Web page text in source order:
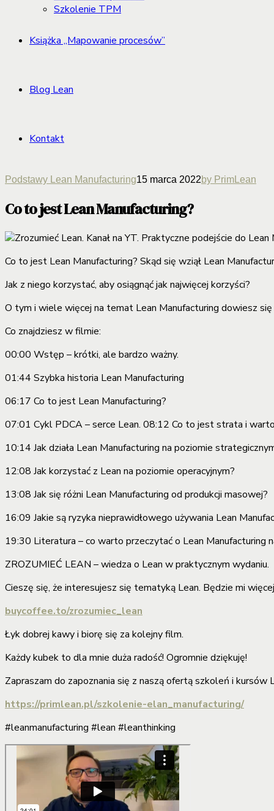
Szkolenie TPM
Książka „Mapowanie procesów”
Blog Lean
Kontakt
Podstawy Lean Manufacturing15 marca 2022by PrimLean
Co to jest Lean Manufacturing?
Co to jest Lean Manufacturing? Skąd się wziął Lean
Jak z niego korzystać, aby osiągnąć jak najwięcej korzyści?
O tym i wiele więcej na temat Lean Manufacturing dowiesz
Co znajdziesz w filmie:
00:00 Wstęp – krótki, ale bardzo ważny.
01:44 Szybka historia Lean Manufacturing
06:17 Co to jest Lean Manufacturing?
07:01 Cykl PDCA – serce Lean. 08:12 Co to jest strata i
10:14 Jak działa Lean Manufacturing na poziomie
12:08 Jak korzystać z Lean na poziomie operacyjnym?
13:08 Jak się różni Lean Manufacturing od produkcji masowej?
16:09 Jakie są ryzyka nieprawidłowego używania Lean
19:30 Literatura – co warto przeczytać o Lean Manufacturing
ZROZUMIEĆ LEAN – wiedza o Lean w praktycznym wydaniu.
Cieszę się, że interesujesz się tematyką Lean. Będzie mi
buycoffee.to/zrozumiec_lean
Łyk dobrej kawy i biorę się za kolejny film.
Każdy kubek to dla mnie duża radość! Ogromnie dziękuję!
Zapraszam do zapoznania się z naszą ofertą szkoleń i kursów
https://primlean.pl/szkolenie-elan_manufacturing/
#leanmanufacturing #lean #leanthinking